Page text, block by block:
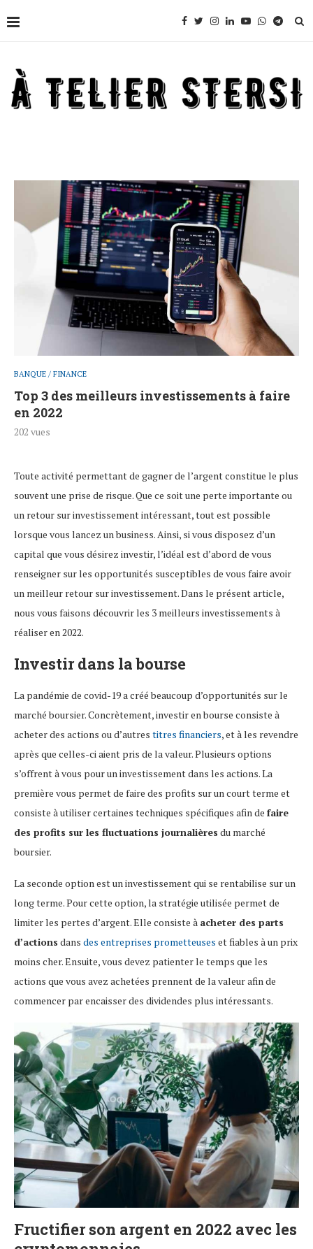
BANQUE / FINANCE
Top 3 des meilleurs investissements à faire
en 2022
202 vues
Toute activité permettant de gagner de l’argent constitue le plus
souvent une prise de risque. Que ce soit une perte importante ou
un retour sur investissement intéressant, tout est possible
lorsque vous lancez un business. Ainsi, si vous disposez d’un
capital que vous désirez investir, l’idéal est d’abord de vous
renseigner sur les opportunités susceptibles de vous faire avoir
un meilleur retour sur investissement. Dans le présent article,
nous vous faisons découvrir les 3 meilleurs investissements à
réaliser en 2022.
Investir dans la bourse
La pandémie de covid-19 a créé beaucoup d’opportunités sur le
marché boursier. Concrètement, investir en bourse consiste à
acheter des actions ou d’autres titres financiers, et à les revendre
après que celles-ci aient pris de la valeur. Plusieurs options
s’offrent à vous pour un investissement dans les actions. La
première vous permet de faire des profits sur un court terme et
consiste à utiliser certaines techniques spécifiques afin de faire
des profits sur les fluctuations journalières du marché
boursier.
La seconde option est un investissement qui se rentabilise sur un
long terme. Pour cette option, la stratégie utilisée permet de
limiter les pertes d’argent. Elle consiste à acheter des parts
d’actions dans des entreprises prometteuses et fiables à un prix
moins cher. Ensuite, vous devez patienter le temps que les
actions que vous avez achetées prennent de la valeur afin de
commencer par encaisser des dividendes plus intéressants.
Fructifier son argent en 2022 avec les